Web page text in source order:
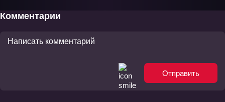
Комментарии
Отправить